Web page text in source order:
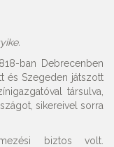
ban Debrecenben
és Szegeden játszott
társulva,
sikereivel sorra
biztos volt.